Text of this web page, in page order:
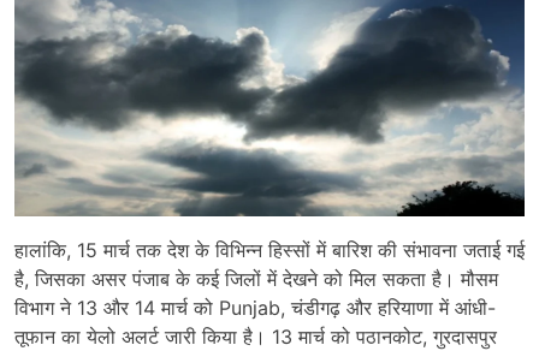
हालांकि, 15 मार्च तक देश के विभिन्न हिस्सों में बारिश की संभावना जताई गई
है, जिसका असर पंजाब के कई जिलों में देखने को मिल सकता है। मौसम
विभाग ने 13 और 14 मार्च को Punjab, चंडीगढ़ और हरियाणा में आंधी-
तूफान का येलो अलर्ट जारी किया है। 13 मार्च को पठानकोट, गुरदासपुर